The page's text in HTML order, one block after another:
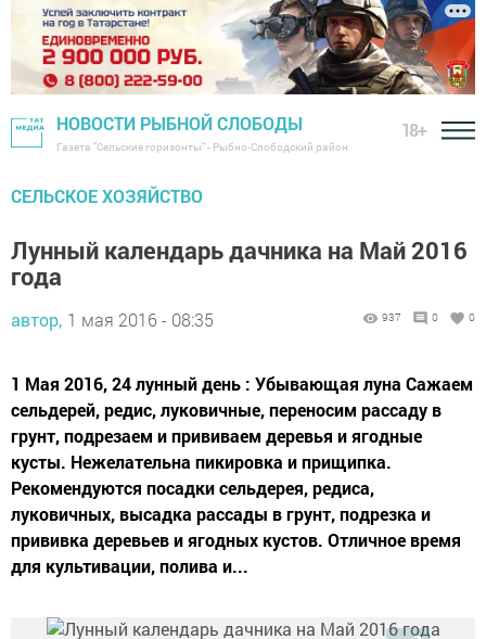
НОВОСТИ РЫБНОЙ СЛОБОДЫ
Газета "Сельские горизонты" - Рыбно-Слободский район
18+
CЕЛЬСКОЕ ХОЗЯЙСТВО
Лунный календарь дачника на Май 2016
года
автор, 1 мая 2016 - 08:35 937 0 0
1 Мая 2016, 24 лунный день : Убывающая луна Сажаем
сельдерей, редис, луковичные, переносим рассаду в
грунт, подрезаем и прививаем деревья и ягодные
кусты. Нежелательна пикировка и прищипка.
Рекомендуются посадки сельдерея, редиса,
луковичных, высадка рассады в грунт, подрезка и
прививка деревьев и ягодных кустов. Отличное время
для культивации, полива и...